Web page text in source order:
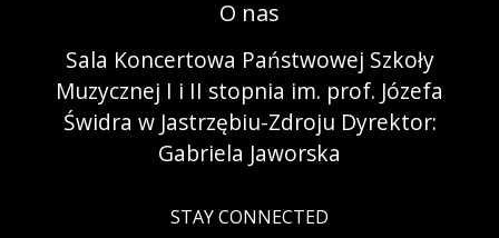
O nas
Sala Koncertowa Państwowej Szkoły
Muzycznej I i II stopnia im. prof. Józefa
Świdra w Jastrzębiu-Zdroju Dyrektor:
Gabriela Jaworska
STAY CONNECTED